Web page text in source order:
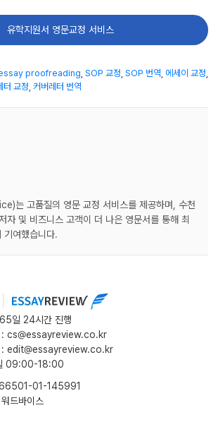
유학지원서 영문교정 서비스
proofreading SOP 교정 SOP 번역 에세이 교정
터 교정 커버레터 번역
는 고품질의 영문 교정 서비스를 제공하며, 수천
자 및 비즈니스 고객이 더 나은 영문서를 통해 최
기여했습니다.
일 24시간 진행
: cs@essayreview.co.kr
: edit@essayreview.co.kr
09:00-18:00
01-145991
드바이스